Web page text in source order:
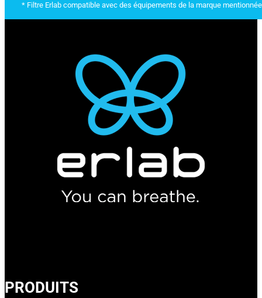
* Filtre Erlab compatible avec des équipements de la marque
PRODUITS